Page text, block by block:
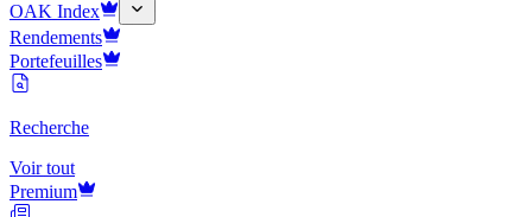
OAK Index
Rendements
Portefeuilles
Recherche
Voir tout
Premium